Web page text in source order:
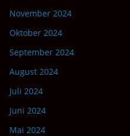
November 2024
Oktober 2024
September 2024
August 2024
Juli 2024
Juni 2024
Mai 2024